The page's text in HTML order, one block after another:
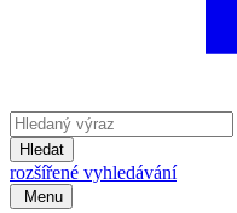
Hledat
rozšířené vyhledávání
Menu